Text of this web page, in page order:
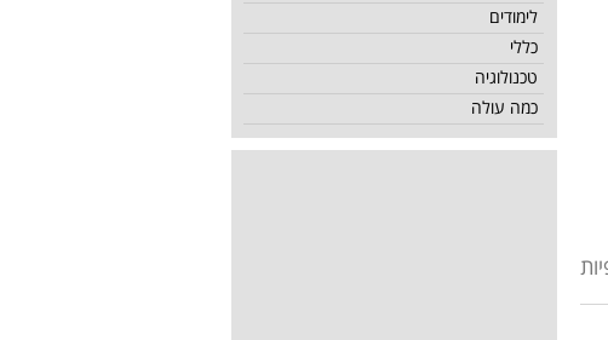
לימודים
כללי
טכנולוגיה
כמה עולה